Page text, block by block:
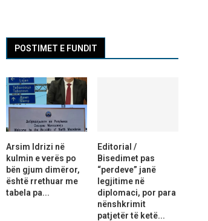
POSTIMET E FUNDIT
Arsim Idrizi në
kulmin e verës po
bën gjum dimëror,
është rrethuar me
tabela pa...
Editorial /
Bisedimet pas
“perdeve” janë
legjitime në
diplomaci, por para
nënshkrimit
patjetër të ketë...